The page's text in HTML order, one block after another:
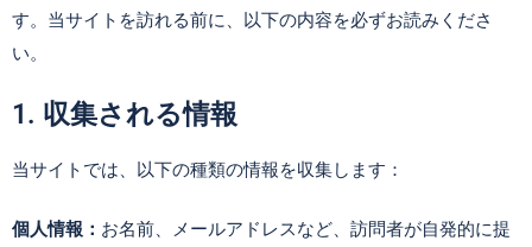
す。当サイトを訪れる前に、以下の内容を必ずお読みくださ
い。
1. 収集される情報
当サイトでは、以下の種類の情報を収集します：
個人情報： お名前、メールアドレスなど、訪問者が自発的に提